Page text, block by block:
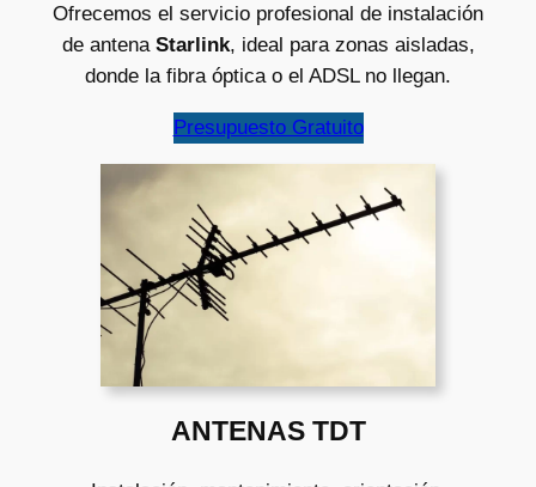
Ofrecemos el servicio profesional de instalación
de antena Starlink, ideal para zonas aisladas,
donde la fibra óptica o el ADSL no llegan.
Presupuesto Gratuito
ANTENAS TDT